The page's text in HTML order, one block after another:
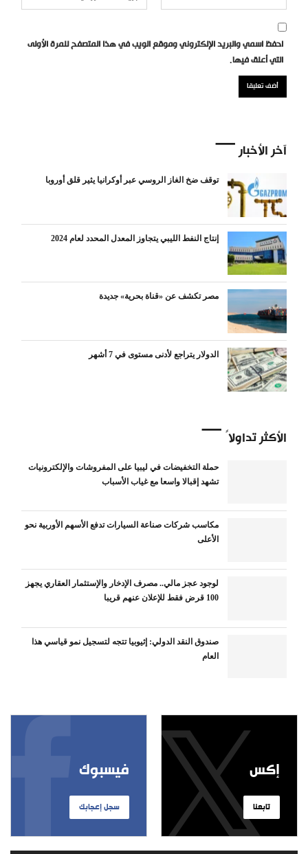
احفظ اسمي والبريد الإلكتروني وموقع الويب في هذا المتصفح للمرة الأولى
التي أعلق فيها.
آخر الأخبار
توقف ضخ الغاز الروسي عبر أوكرانيا يثير قلق أوروبا
إنتاج النفط الليبي يتجاوز المعدل المحدد لعام 2024
مصر تكشف عن «قناة بحرية» جديدة
الدولار يتراجع لأدنى مستوى في 7 أشهر
الأكثر تداولاً
حملة التخفيضات في ليبيا على المفروشات والإلكترونيات
تشهد إقبالا واسعا مع غياب الأسباب
مكاسب شركات صناعة السيارات تدفع الأسهم الأوربية نحو
الأعلى
لوجود عجز مالي.. مصرف الإدخار والإستثمار العقاري يجهز
100 قرض فقط للإعلان عنهم قريبا
صندوق النقد الدولي: إثيوبيا تتجه لتسجيل نمو قياسي هذا
العام
فيسبوك
سجل إعجابك
إكس
تابعنا